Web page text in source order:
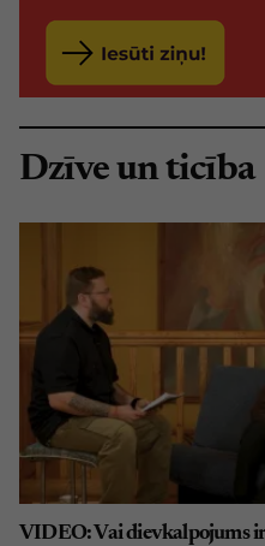
Dzīve un ticība
VIDEO: Vai dievkalpojums